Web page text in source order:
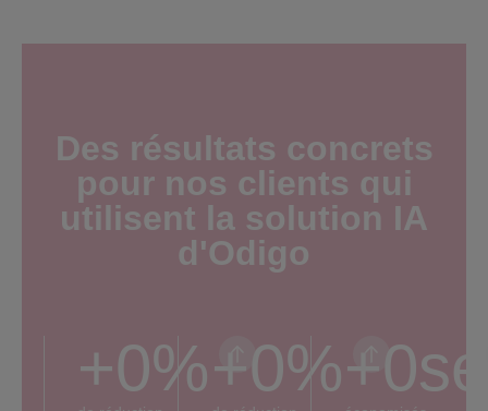
Des résultats concrets
pour nos clients qui
utilisent la solution IA
d'Odigo
+0%+0%+0